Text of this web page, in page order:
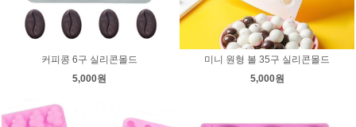
커피콩 6구 실리콘몰드
5,000원
미니 원형 볼 35구 실리콘몰드
5,000원